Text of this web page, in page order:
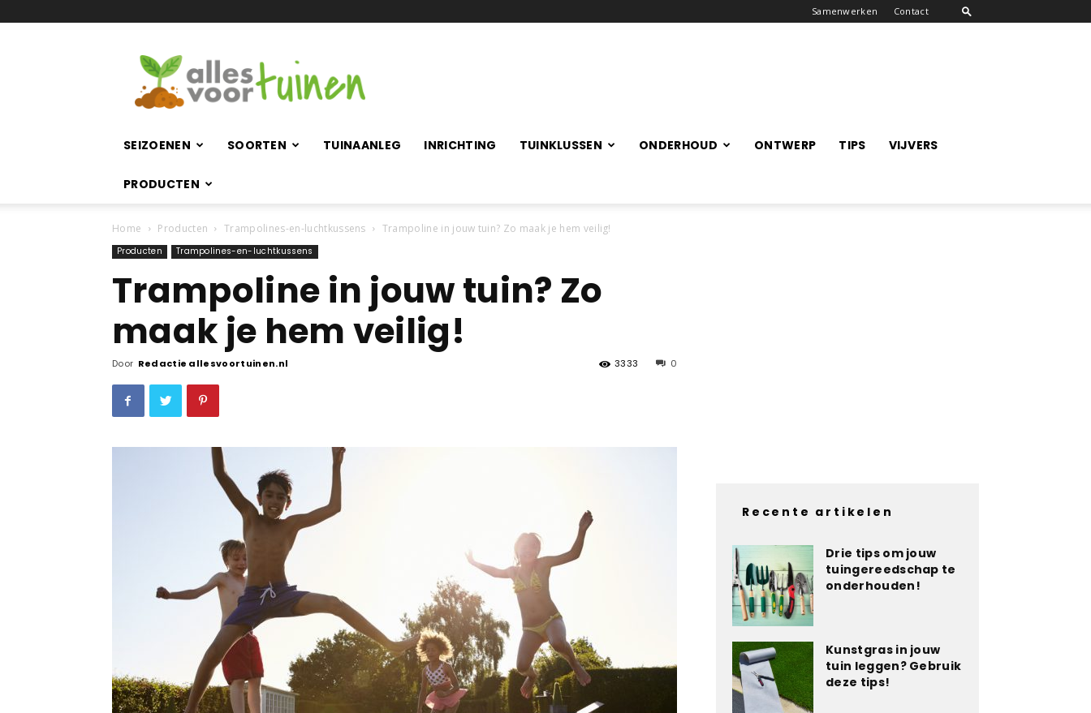
Samenwerken Contact
SEIZOENEN SOORTEN TUINAANLEG INRICHTING TUINKLUSSEN ONDERHOUD ONTWERP TIPS VIJVERS
PRODUCTEN
Home Producten Trampolines-en-luchtkussens Trampoline in jouw tuin? Zo maak je hem veilig!
Producten Trampolines-en-luchtkussens
Trampoline in jouw tuin? Zo
maak je hem veilig!
Door Redactie allesvoortuinen.nl 0
3333
Recente artikelen
Drie tips om jouw
tuingereedschap te
onderhouden!
Kunstgras in jouw
tuin leggen? Gebruik
deze tips!